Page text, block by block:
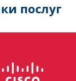
послуг